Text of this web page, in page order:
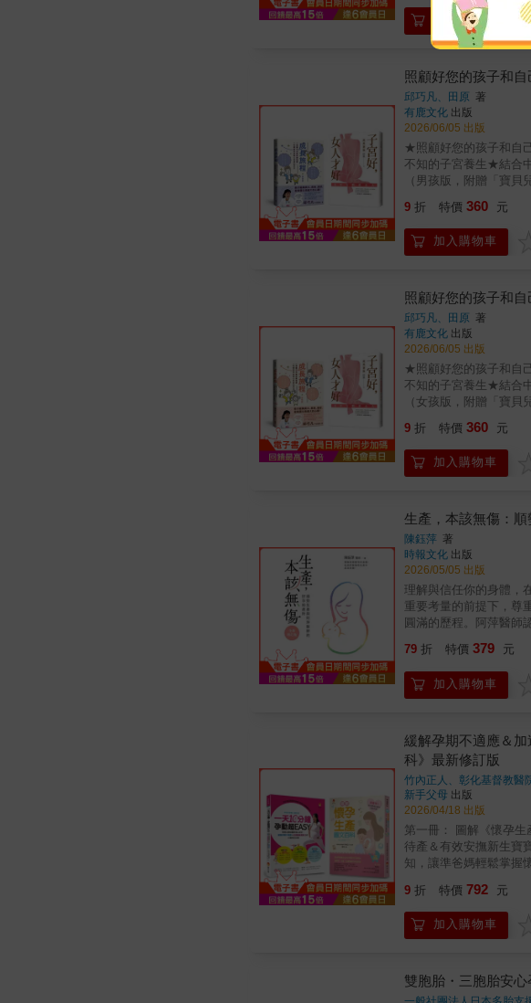
穿不回去、掉髮、水腫
握正確觀念與調理方
全面解析媽媽最關心
念，幫助媽媽恢復氣血
思，告別疼痛與不適，
與解方一次說清楚／＼
加入購物車
照顧好您的孩子和
邱巧凡、田原 著
有鹿文化 出版
2026/06/05 出版
★照顧好您的孩子和自
不知的子宮養生★結合
（男孩版，附贈「寶
邱巧凡主治醫師，將自
家長們的擔憂，導正錯
結合「寶貝成長記錄
生，一切祕密都在你的
療癒女性，傳承了八百
全方位解析女人問題始
9 折 特價 360 元
加入購物車
照顧好您的孩子和
邱巧凡、田原 著
有鹿文化 出版
2026/06/05 出版
★照顧好您的孩子和自
不知的子宮養生★結合
（女孩版，附贈「寶
邱巧凡主治醫師，將自
家長們的擔憂，導正錯
結合「寶貝成長記錄
生，一切祕密都在你的
療癒女性，傳承了八百
全方位解析女人問題始
9 折 特價 360 元
加入購物車
生產，本該無傷：順
陳鈺萍 著
時報文化 出版
2026/05/05 出版
理解與信任你的身體，
重要考量的前提下，尊
圓滿的歷程。阿萍醫師
身體，在自然無傷的生
東，早已扎扎實實地建
要剖腹，都曾讓爺爺
母親、成為父親的歷程
技與性別意識倡議者◎
光耀∣表演工作者（以上
79 折 特價 379 元
加入購物車
緩解孕期不適應＆
科》最新修訂版
竹內正人、彰化基督教醫
新手父母 出版
2026/04/18 出版
第一冊： 圖解《懷孕
待產＆有效安撫新生寶
知，讓準爸媽輕鬆掌握
事。搭配精美圖解，方
專用章節，貼心提醒各
咪無憂無慮渡過待產
適】不再一痛未平
不怕卸貨之後難
9 折 特價 792 元
加入購物車
雙胞胎・三胞胎安